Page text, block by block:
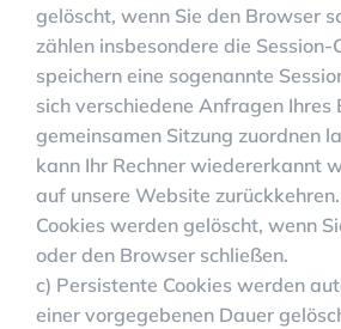
gelöscht, wenn Sie den Browser
zählen insbesondere die Session-
speichern eine sogenannte
sich verschiedene Anfragen Ihres
gemeinsamen Sitzung zuordnen
kann Ihr Rechner wiedererkannt
auf unsere Website
Cookies werden gelöscht, wenn
oder den Browser schließen.
c) Persistente Cookies werden
einer vorgegebenen Dauer